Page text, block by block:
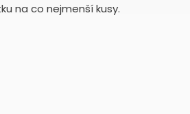
na co nejmenší kusy.